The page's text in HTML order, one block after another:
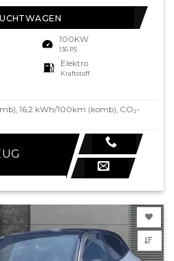
100KW
136 PS
Elektro
Kraftstoff
16,2 kWh/100km (komb), CO₂-